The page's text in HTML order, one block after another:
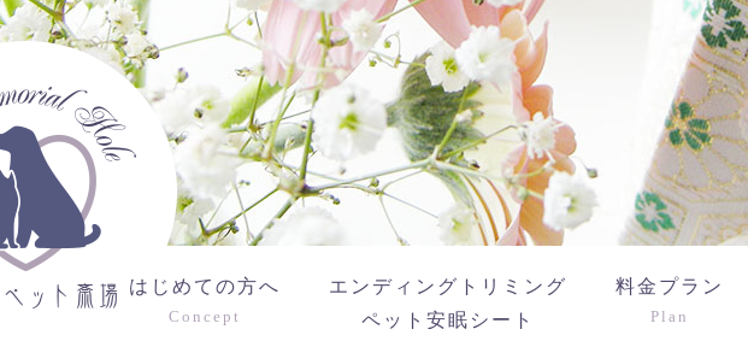
はじめての方へ
Concept
エンディングトリミング
ペット安眠シート
料金プラン
Plan